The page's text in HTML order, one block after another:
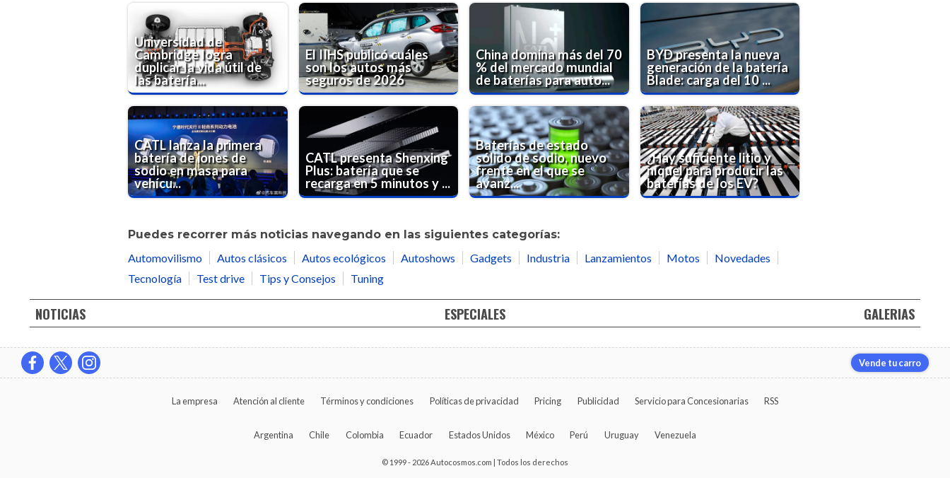
Universidad de
Cambridge logra
duplicar la vida útil de
las batería...
El IIHS publicó cuáles
son los autos más
seguros de 2026
China domina más del 70
% del mercado mundial
de baterías para auto...
BYD presenta la nueva
generación de la batería
Blade: carga del 10 ...
CATL lanza la primera
batería de iones de
sodio en masa para
vehícu...
CATL presenta Shenxing
Plus: batería que se
recarga en 5 minutos y ...
Baterías de estado
sólido de sodio, nuevo
frente en el que se
avanz...
¿Hay suficiente litio y
níquel para producir las
baterías de los EV?
Puedes recorrer más noticias navegando en las siguientes categorías:
Automovilismo
Autos clásicos Autos ecológicos Autoshows Gadgets Industria Lanzamientos Motos
Novedades
Tecnología
Test drive Tips y Consejos Tuning
NOTICIAS ESPECIALES GALERIAS
Vende tu carro
La empresa Atención al cliente Términos y condiciones Políticas de privacidad Pricing Publicidad Servicio para Concesionarias RSS
Argentina Chile Colombia Ecuador Estados Unidos México Perú Uruguay Venezuela
© 1999 - 2026 Autocosmos.com | Todos los derechos